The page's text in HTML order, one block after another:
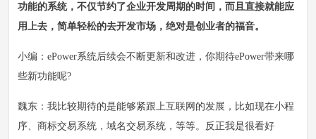
功能的系统，不仅节约了企业开发周期的时间，而且直接就能应
用上去，简单轻松的去开发市场，绝对是创业者的福音。
小编：ePower系统后续会不断更新和改进，你期待ePower带来哪
些新功能呢?
魏东：我比较期待的是能够紧跟上互联网的发展，比如现在小程
序、商标交易系统，域名交易系统，等等。反正我是很看好